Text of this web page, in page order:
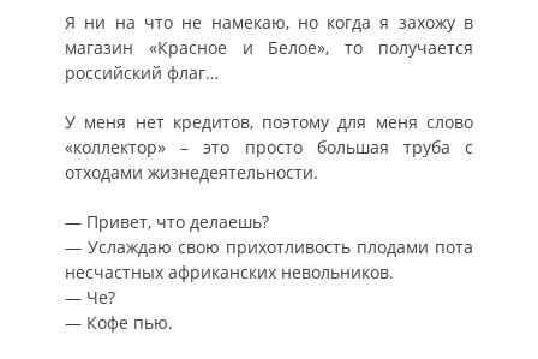
Я ни на что не намекаю, но когда я захожу в
магазин «Красное и Белое», то получается
российский флаг…
У меня нет кредитов, поэтому для меня слово
«коллектор» – это просто большая труба с
отходами жизнедеятельности.
— Привет, что делаешь?
— Услаждаю свою прихотливость плодами пота
несчастных африканских невольников.
— Че?
— Кофе пью.